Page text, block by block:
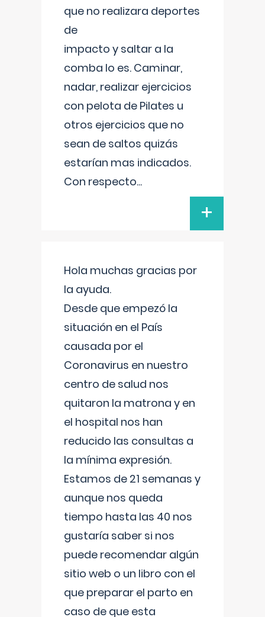
que no realizara deportes
de
impacto y saltar a la
comba lo es. Caminar,
nadar, realizar ejercicios
con pelota de Pilates u
otros ejercicios que no
sean de saltos quizás
estarían mas indicados.
Con respecto...
+
Hola muchas gracias por
la ayuda.
Desde que empezó la
situación en el País
causada por el
Coronavirus en nuestro
centro de salud nos
quitaron la matrona y en
el hospital nos han
reducido las consultas a
la mínima expresión.
Estamos de 21 semanas y
aunque nos queda
tiempo hasta las 40 nos
gustaría saber si nos
puede recomendar algún
sitio web o un libro con el
que preparar el parto en
caso de que esta